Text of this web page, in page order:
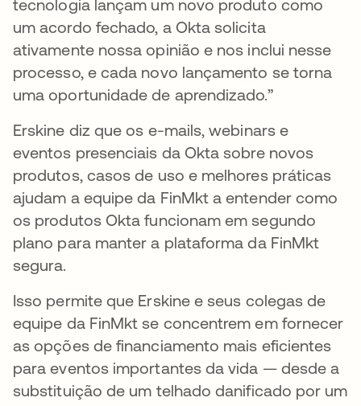
tecnologia lançam um novo produto como
um acordo fechado, a Okta solicita
ativamente nossa opinião e nos inclui nesse
processo, e cada novo lançamento se torna
uma oportunidade de aprendizado.”
Erskine diz que os e-mails, webinars e
eventos presenciais da Okta sobre novos
produtos, casos de uso e melhores práticas
ajudam a equipe da FinMkt a entender como
os produtos Okta funcionam em segundo
plano para manter a plataforma da FinMkt
segura.
Isso permite que Erskine e seus colegas de
equipe da FinMkt se concentrem em fornecer
as opções de financiamento mais eficientes
para eventos importantes da vida — desde a
substituição de um telhado danificado por um